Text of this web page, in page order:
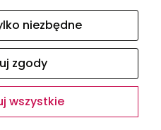
niezbędne
zgody
wszystkie